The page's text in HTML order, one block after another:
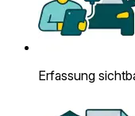
Erfassung